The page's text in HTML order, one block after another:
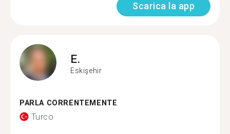
Scarica la app
E.
Eskişehir
PARLA CORRENTEMENTE
Turco